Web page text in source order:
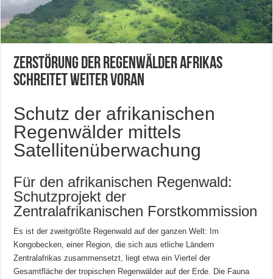
Zerstörung der Regenwälder Afrikas
schreitet weiter voran
Schutz der afrikanischen
Regenwälder mittels
Satellitenüberwachung
Für den afrikanischen Regenwald:
Schutzprojekt der
Zentralafrikanischen Forstkommission
Es ist der zweitgrößte Regenwald auf der ganzen Welt: Im
Kongobecken, einer Region, die sich aus etliche Ländern
Zentralafrikas zusammensetzt, liegt etwa ein Viertel der
Gesamtfläche der tropischen Regenwälder auf der Erde. Die Fauna